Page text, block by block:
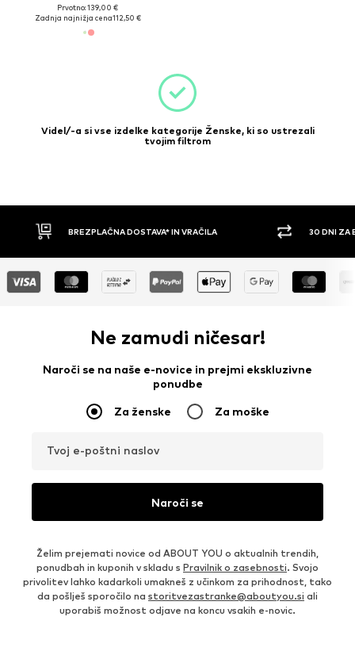
Prvotno: 139,00 €
Zadnja najnižja cena112,50 €
Videl/-a si vse izdelke kategorije Ženske, ki so ustrezali
tvojim filtrom
IN VRAČILA 30 DNI ZA BREZPLAČNO VRAČILO
Ne zamudi ničesar!
Naroči se na naše e-novice in prejmi ekskluzivne
ponudbe
Za ženske Za moške
Tvoj e-poštni naslov
Naroči se
Želim prejemati novice od ABOUT YOU o aktualnih trendih,
ponudbah in kuponih v skladu s Pravilnik o zasebnosti. Svojo
privolitev lahko kadarkoli umakneš z učinkom za prihodnost, tako
da pošlješ sporočilo na storitvezastranke@aboutyou.si ali
uporabiš možnost odjave na koncu vsakih e-novic.